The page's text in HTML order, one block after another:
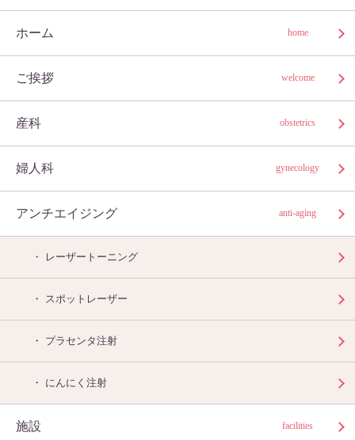
ホーム home
ご挨拶 welcome
産科 obstetrics
婦人科 gynecology
アンチエイジング anti-aging
レーザートーニング
スポットレーザー
プラセンタ注射
にんにく注射
施設 facilities